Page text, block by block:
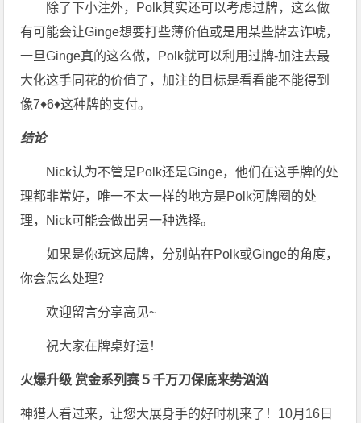
除了下小注外，Polk其实还可以考虑过牌，这么做
有可能会让Ginge想要打些薄价值或是用某些牌去诈唬，
一旦Ginge真的这么做，Polk就可以利用过牌-加注去最
大化这手同花的价值了，加注的目标是看看能不能得到
像7♦6♦这种牌的支付。
结论
Nick认为不管是Polk还是Ginge，他们在这手牌的处
理都非常好，唯一不太一样的地方是Polk河牌圈的处
理，Nick可能会做出另一种选择。
如果是你玩这局牌，分别站在Polk或Ginge的角度，
你会怎么处理？
欢迎留言分享高见~
祝大家在牌桌好运！
火爆升级 赏金系列赛５千万刀保底来势汹汹
神猎人看过来，让您大展身手的好时机来了！10月16日